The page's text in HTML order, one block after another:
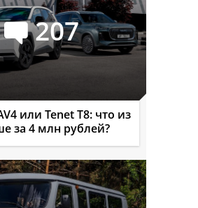
207
или Tenet T8: что из
за 4 млн рублей?